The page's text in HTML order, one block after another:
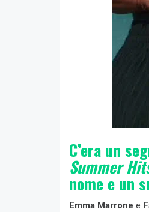
C’era un
Summer
nome e un
Emma Marrone e